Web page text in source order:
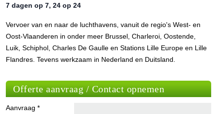
7 dagen op 7, 24 op 24
Vervoer van en naar de luchthavens, vanuit de regio's West- en
Oost-Vlaanderen in onder meer Brussel, Charleroi, Oostende,
Luik, Schiphol, Charles De Gaulle en Stations Lille Europe en Lille
Flandres. Tevens werkzaam in Nederland en Duitsland.
Offerte aanvraag / Contact opnemen
Aanvraag *